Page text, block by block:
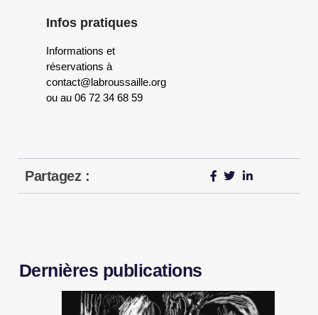
Infos pratiques
Informations et
réservations à
contact@labroussaille.org
ou au 06 72 34 68 59
Partagez :
Dernières publications